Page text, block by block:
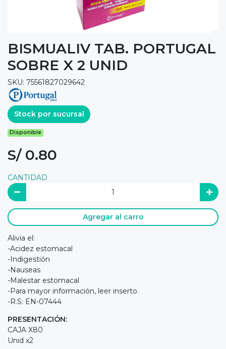
BISMUALIV TAB. PORTUGAL
SOBRE X 2 UNID
SKU: 75561827029642
Stock por sucursal
Disponible
S/ 0.80
CANTIDAD
Agregar al carro
Alivia el:
-Acidez estomacal
-Indigestión
-Nauseas
-Malestar estomacal
-Para mayor información, leer inserto.
-R.S: EN-07444
PRESENTACIÓN:
CAJA X80
Unid x2